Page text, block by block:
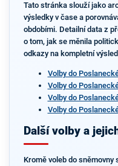
Tato stránka slouží jako
výsledky v čase a
obdobími. Detailní data z
o tom, jak se měnila
odkazy na kompletní
Volby do
Volby do
Volby do
Volby do
Další volby a
Kromě voleb do